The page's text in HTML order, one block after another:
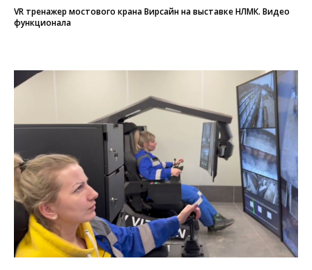
VR тренажер мостового крана Вирсайн на выставке НЛМК. Видео
функционала